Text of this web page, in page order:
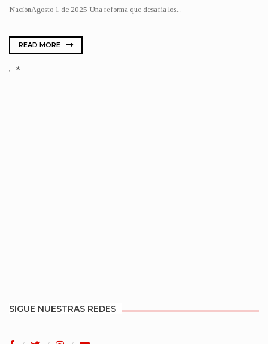
NaciónAgosto 1 de 2025 Una reforma que desafía los...
READ MORE
56
SIGUE NUESTRAS REDES